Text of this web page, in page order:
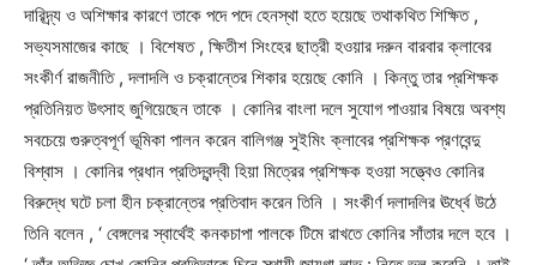
দারিদ্র্য ও অশিক্ষার কারণে তাকে পদে পদে হেনস্থা হতে হয়েছে তথাকথিত শিক্ষিত ,
সভ্যসমাজের কাছে । বিশেষত , ক্ষিতীশ সিংহের ছাত্রী হওয়ার দরুন বারবার ক্লাবের
সংকীর্ণ রাজনীতি , দলাদলি ও চক্রান্তের শিকার হয়েছে কোনি । কিন্তু তার প্রশিক্ষক
প্রতিনিয়ত উৎসাহ জুগিয়েছেন তাকে । কোনির বাংলা দলে সুযোগ পাওয়ার বিষয়ে অবশ্য
সবচেয়ে গুরুত্বপূর্ণ ভূমিকা পালন করেন বালিগঞ্জ সুইমিং ক্লাবের প্রশিক্ষক প্রণবেন্দু
বিশ্বাস । কোনির প্রধান প্রতিদ্বন্দ্বী হিয়া মিত্রের প্রশিক্ষক হওয়া সত্ত্বেও কোনির
বিরুদ্ধে ঘটে চলা হীন চক্রান্তের প্রতিবাদ করেন তিনি । সংকীর্ণ দলাদলির ঊর্ধ্বে উঠে
তিনি বলেন , ‘ বেঙ্গলের স্বার্থেই কনকচাপা পালকে টিমে রাখতে কোনির সাঁতার দলে হবে ।